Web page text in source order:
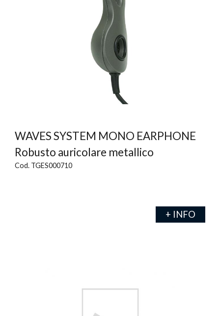
WAVES SYSTEM MONO EARPHONE
Robusto auricolare metallico
Cod. TGES000710
+ INFO